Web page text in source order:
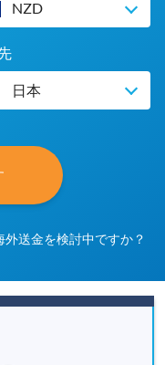
NZD
日本
送金を検討中ですか？